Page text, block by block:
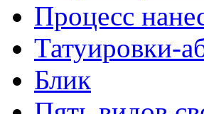
Процесс
Татуировки-
Блик